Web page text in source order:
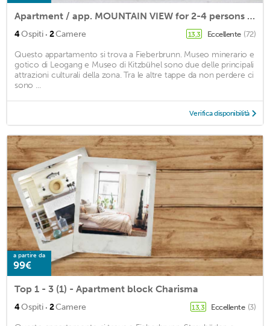
Apartment / app. MOUNTAIN VIEW for 2-4 persons 69m²
4Ospiti · 2Camere 13,3 Eccellente (72)
Questo appartamento si trova a Fieberbrunn. Museo minerario e
gotico di Leogang e Museo di Kitzbühel sono due delle principali
attrazioni culturali della zona. Tra le altre tappe da non perdere ci
sono ...
Verifica disponibilità
a partire da
99€
Top 1 - 3 (1) - Apartment block Charisma
4Ospiti · 2Camere 13,3 Eccellente (3)